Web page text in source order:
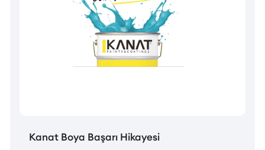
Kanat Boya Başarı Hikayesi